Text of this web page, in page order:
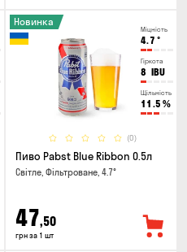
Міцність
4.7 °
Гіркота
8 IBU
Щільність
11.5 %
(0)
Новинка
Пиво Pabst Blue Ribbon 0.5л
Світле, Фільтроване, 4.7°
47,50
грн за 1 шт